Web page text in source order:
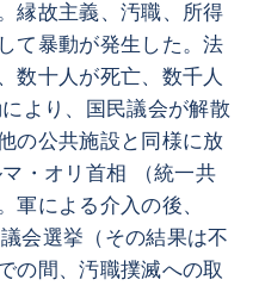
縁故主義、汚職、所得
て暴動が発生した。法
数十人が死亡、数千人
より、国民議会が解散
の公共施設と同様に放
・オリ首相 （統一共
軍による介入の後、
会選挙（その結果は不
の間、汚職撲滅への取